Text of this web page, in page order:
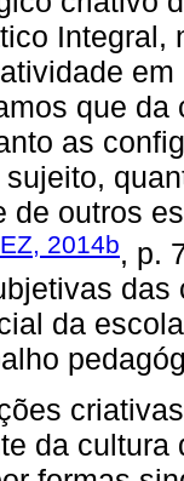
Integral,
que
as
de outros
2014b, p.
da
da